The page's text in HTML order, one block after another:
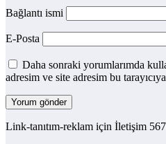
Bağlantı ismi
E-Posta
Daha sonraki yorumlarımda
adresim ve site adresim bu
Link-tanıtım-reklam için İletişim